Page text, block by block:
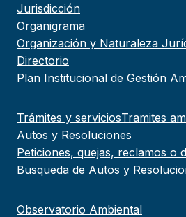
Jurisdicción
Organigrama
Organización y Naturaleza
Directorio
Plan Institucional de Gestión
Trámites y serviciosTramites
Autos y Resoluciones
Peticiones, quejas, reclamos o
Busqueda de Autos y
Observatorio Ambiental